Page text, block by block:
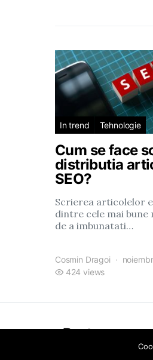
In trend Tehnologie
Cum se face
distributia
SEO?
Scrierea articolelor
dintre cele mai
de a imbunatati…
Cosmin Dragoi
424 views
eParty